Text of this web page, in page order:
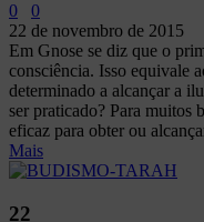
0
0
22 de novembro de 2015
Em Gnose se diz que o
consciência. Isso equivale
determinado a alcançar a
ser praticado? Para muitos
eficaz para obter ou
Mais
22